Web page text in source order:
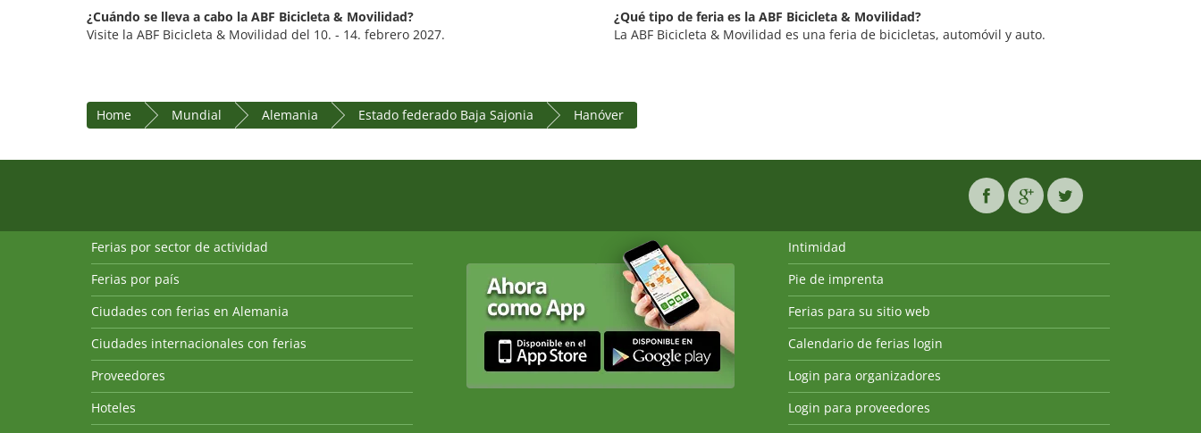
¿Cuándo se lleva a cabo la ABF Bicicleta & Movilidad?
Visite la ABF Bicicleta & Movilidad del 10. - 14. febrero 2027.
¿Qué tipo de feria es la ABF Bicicleta & Movilidad?
La ABF Bicicleta & Movilidad es una feria de bicicletas, automóvil y auto.
Home Mundial Alemania Estado federado Baja Sajonia Hanóver
Ferias por sector de actividad
Ferias por país
Ciudades con ferias en Alemania
Ciudades internacionales con ferias
Proveedores
Hoteles
Intimidad
Pie de imprenta
Ferias para su sitio web
Calendario de ferias login
Login para organizadores
Login para proveedores